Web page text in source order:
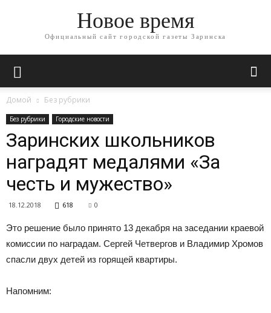
Новое время
Официальный сайт городской газеты Заринска
Домой Без рубрики
Без рубрики Городские новости
Заринских школьников
наградят медалями «За
честь и мужество»
18.12.2018 618 0
Это решение было принято 13 декабря на заседании краевой
комиссии по наградам. Сергей Четвергов и Владимир Хромов
спасли двух детей из горящей квартиры.
Напомним: